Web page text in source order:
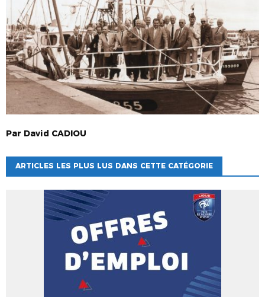
Par David CADIOU
ARTICLES LES PLUS LUS DANS CETTE CATÉGORIE